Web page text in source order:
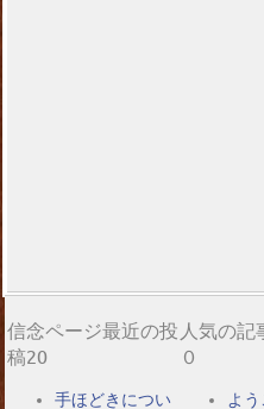
信念ページ最近の投
稿20
手ほどきについ
人気の記
０
よ